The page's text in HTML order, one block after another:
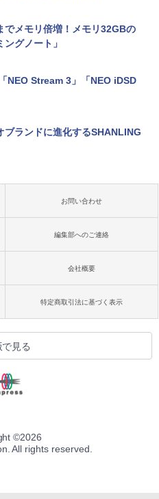
でメモリ倍増！メモリ32GBの
ングノート」
NEO Stream 3」「NEO iDSD
ブランドに進化するSHANLING
お問い合わせ
編集部へのご連絡
会社概要
特定商取引法に基づく表示
で見る
©2026
All rights reserved.